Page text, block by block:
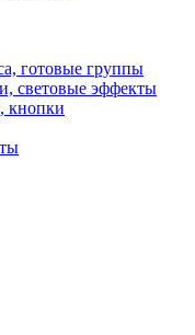
готовые группы
световые эффекты
кнопки